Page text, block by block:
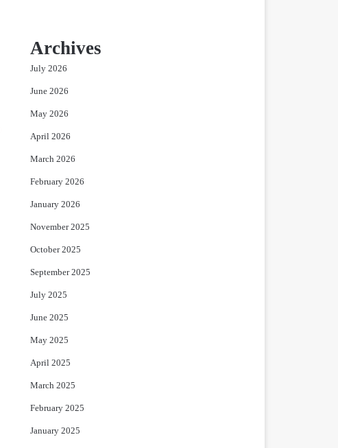
Archives
July 2026
June 2026
May 2026
April 2026
March 2026
February 2026
January 2026
November 2025
October 2025
September 2025
July 2025
June 2025
May 2025
April 2025
March 2025
February 2025
January 2025